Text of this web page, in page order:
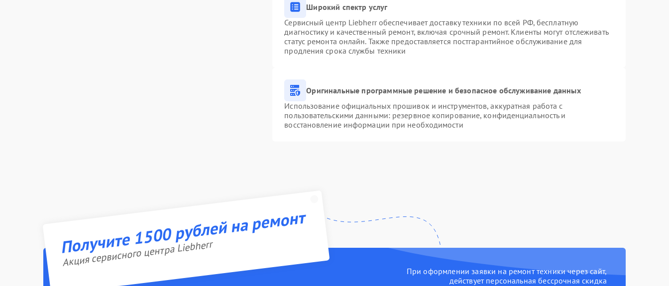
Широкий спектр услуг
Сервисный центр Liebherr обеспечивает доставку техники по всей РФ, бесплатную
диагностику и качественный ремонт, включая срочный ремонт. Клиенты могут отслеживать
статус ремонта онлайн. Также предоставляется постгарантийное обслуживание для
продления срока службы техники
Оригинальные программные решение и безопасное обслуживание данных
Использование официальных прошивок и инструментов, аккуратная работа с
пользовательскими данными: резервное копирование, конфиденциальность и
восстановление информации при необходимости
Получите 1500 рублей на ремонт
Акция сервисного центра Liebherr
При оформлении заявки на ремонт техники через сайт,
действует персональная бессрочная скидка